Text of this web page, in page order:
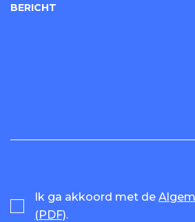
BERICHT
Ik ga akkoord met de
(PDF).